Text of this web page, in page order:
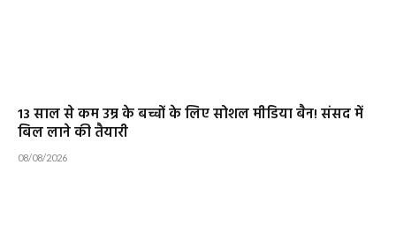
13 साल से कम उम्र के बच्चों के लिए सोशल मीडिया बैन! संसद में
बिल लाने की तैयारी
08/08/2026